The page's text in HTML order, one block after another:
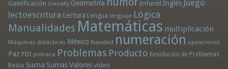
Gamificación Genially Geometría Infantil Inglés Juego
lectoescritura Lectura Lengua lenguaje Lógica
Manualidades Matemáticas multiplicación
Máquinas didácticas México Navidad numeración operaciones
Paz PDI primaria Problemas Producto Resolución de Problemas
Resta Suma Sumas Valores vídeo